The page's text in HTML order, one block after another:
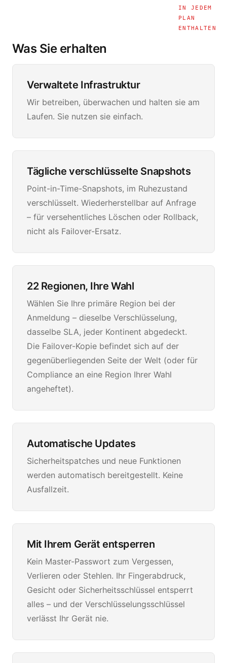
IN JEDEM
PLAN
ENTHALTEN
Was Sie erhalten
Verwaltete Infrastruktur
Wir betreiben, überwachen und halten sie am
Laufen. Sie nutzen sie einfach.
Tägliche verschlüsselte Snapshots
Point-in-Time-Snapshots, im Ruhezustand
verschlüsselt. Wiederherstellbar auf Anfrage
– für versehentliches Löschen oder Rollback,
nicht als Failover-Ersatz.
22 Regionen, Ihre Wahl
Wählen Sie Ihre primäre Region bei der
Anmeldung – dieselbe Verschlüsselung,
dasselbe SLA, jeder Kontinent abgedeckt.
Die Failover-Kopie befindet sich auf der
gegenüberliegenden Seite der Welt (oder für
Compliance an eine Region Ihrer Wahl
angeheftet).
Automatische Updates
Sicherheitspatches und neue Funktionen
werden automatisch bereitgestellt. Keine
Ausfallzeit.
Mit Ihrem Gerät entsperren
Kein Master-Passwort zum Vergessen,
Verlieren oder Stehlen. Ihr Fingerabdruck,
Gesicht oder Sicherheitsschlüssel entsperrt
alles – und der Verschlüsselungsschlüssel
verlässt Ihr Gerät nie.